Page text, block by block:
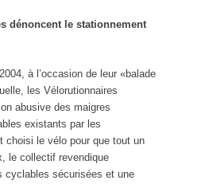
dénoncent le stationnement
à l’occasion de leur «balade
les Vélorutionnaires
abusive des maigres
existants par les
choisi le vélo pour que tout un
le collectif revendique
cyclables sécurisées et une